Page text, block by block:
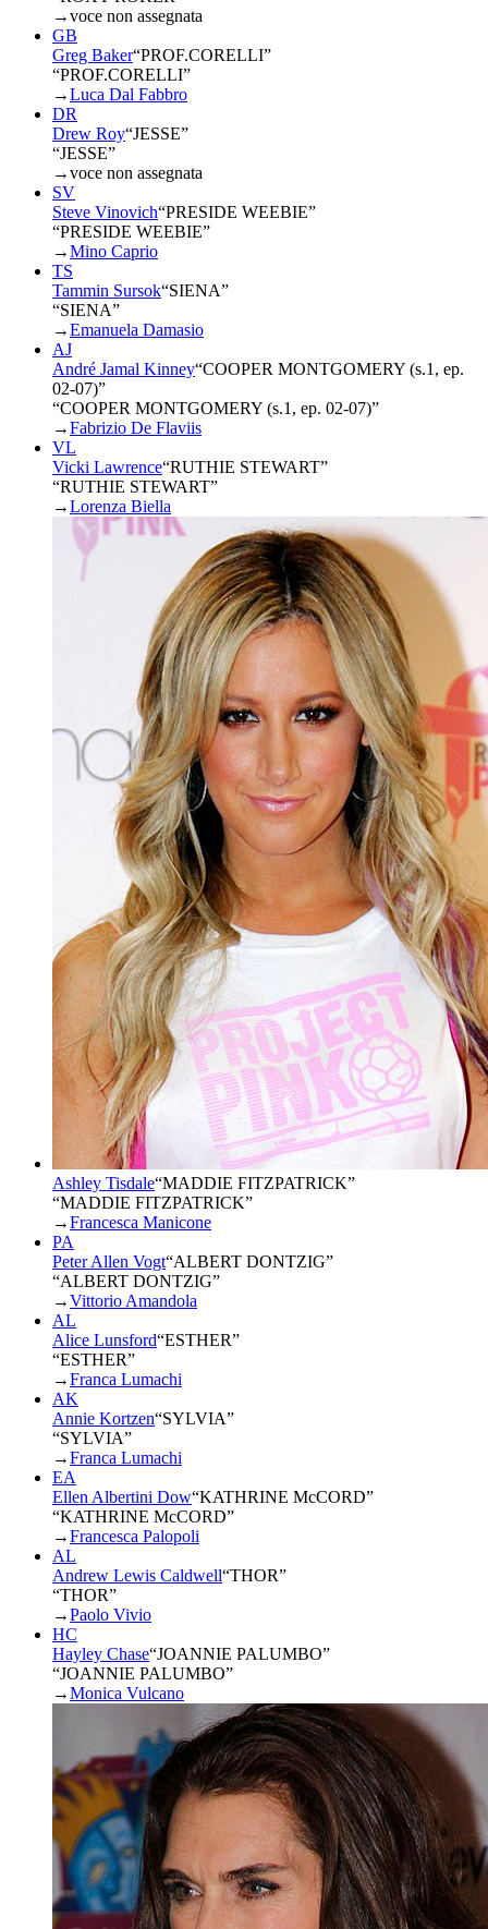
→voce non assegnata
GB
Greg Baker“PROF.CORELLI”
“PROF.CORELLI”
→Luca Dal Fabbro
DR
Drew Roy“JESSE”
“JESSE”
→voce non assegnata
SV
Steve Vinovich“PRESIDE WEEBIE”
“PRESIDE WEEBIE”
→Mino Caprio
TS
Tammin Sursok“SIENA”
“SIENA”
→Emanuela Damasio
AJ
André Jamal Kinney“COOPER MONTGOMERY (s.1, ep.
02-07)”
“COOPER MONTGOMERY (s.1, ep. 02-07)”
→Fabrizio De Flaviis
VL
Vicki Lawrence“RUTHIE STEWART”
“RUTHIE STEWART”
→Lorenza Biella
Ashley Tisdale“MADDIE FITZPATRICK”
“MADDIE FITZPATRICK”
→Francesca Manicone
PA
Peter Allen Vogt“ALBERT DONTZIG”
“ALBERT DONTZIG”
→Vittorio Amandola
AL
Alice Lunsford“ESTHER”
“ESTHER”
→Franca Lumachi
AK
Annie Kortzen“SYLVIA”
“SYLVIA”
→Franca Lumachi
EA
Ellen Albertini Dow“KATHRINE McCORD”
“KATHRINE McCORD”
→Francesca Palopoli
AL
Andrew Lewis Caldwell“THOR”
“THOR”
→Paolo Vivio
HC
Hayley Chase“JOANNIE PALUMBO”
“JOANNIE PALUMBO”
→Monica Vulcano